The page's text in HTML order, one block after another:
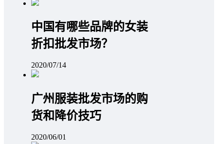
中国有哪些品牌的女装
折扣批发市场？
2020/07/14
广州服装批发市场的购
货和降价技巧
2020/06/01